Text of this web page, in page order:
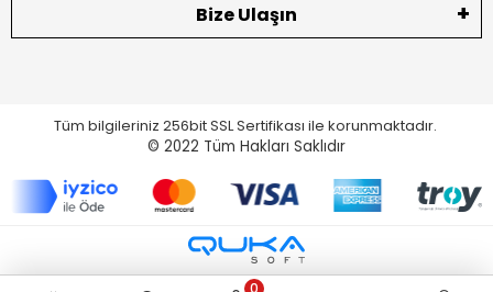
Bize Ulaşın
Tüm bilgileriniz 256bit SSL Sertifikası ile korunmaktadır.
© 2022 Tüm Hakları Saklıdır